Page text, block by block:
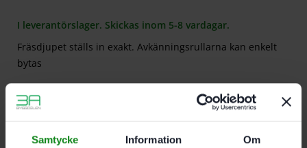
Samtycke Information Om
I leverantörslager. Skickas inom 5-8 vardagar.
Fräsdjupet ställs in exakt. Avkänningsrullarna kan enkelt
bytas
Beskrivning Recensioner (0)